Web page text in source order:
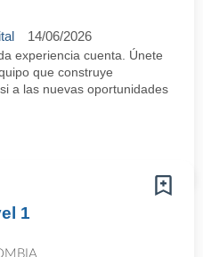
14/06/2026
experiencia cuenta. Únete
que construye
a las nuevas oportunidades
1